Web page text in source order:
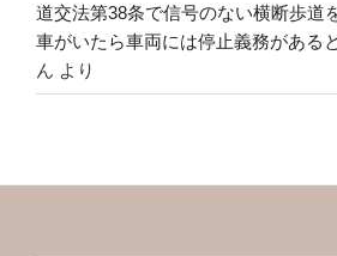
道交法第38条で信号のない横断歩道
車がいたら車両には停止義務がある
ん より